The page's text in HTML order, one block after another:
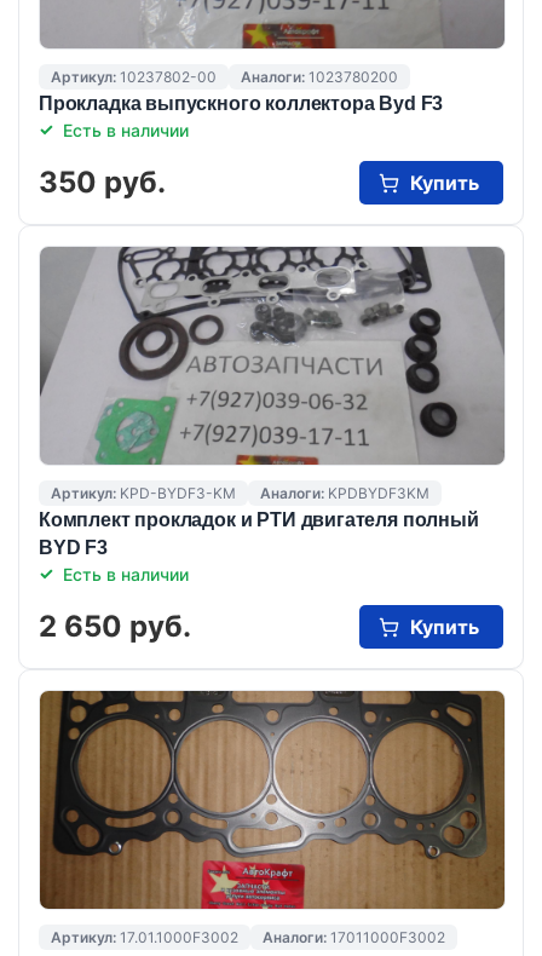
Артикул: 10237802-00 Аналоги: 1023780200
Прокладка выпускного коллектора Byd F3
Есть в наличии
350 руб. Купить
Артикул: KPD-BYDF3-KM Аналоги: KPDBYDF3KM
Комплект прокладок и РТИ двигателя полный
BYD F3
Есть в наличии
2 650 руб. Купить
Артикул: 17.01.1000F3002 Аналоги: 17011000F3002